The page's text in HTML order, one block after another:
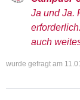
Ja und Ja.
auch
wurde gefragt am